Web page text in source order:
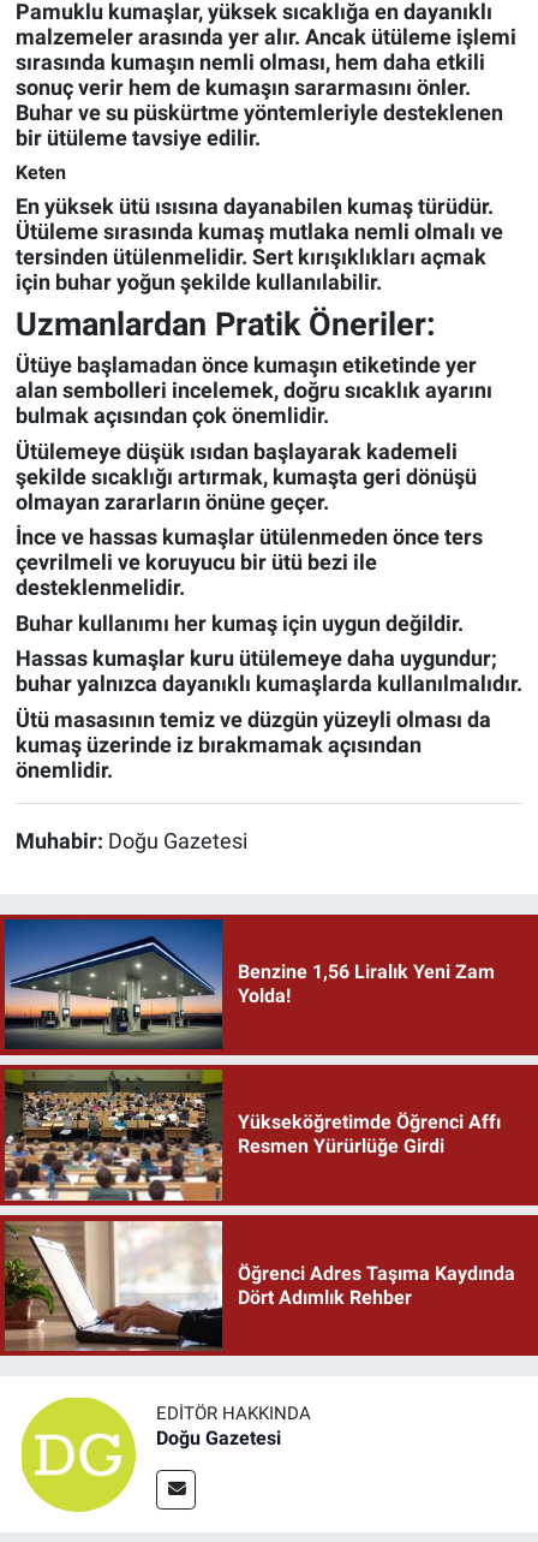
Pamuklu kumaşlar, yüksek sıcaklığa en dayanıklı
malzemeler arasında yer alır. Ancak ütüleme işlemi
sırasında kumaşın nemli olması, hem daha etkili
sonuç verir hem de kumaşın sararmasını önler.
Buhar ve su püskürtme yöntemleriyle desteklenen
bir ütüleme tavsiye edilir.
Keten
En yüksek ütü ısısına dayanabilen kumaş türüdür.
Ütüleme sırasında kumaş mutlaka nemli olmalı ve
tersinden ütülenmelidir. Sert kırışıklıkları açmak
için buhar yoğun şekilde kullanılabilir.
Uzmanlardan Pratik Öneriler:
Ütüye başlamadan önce kumaşın etiketinde yer
alan sembolleri incelemek, doğru sıcaklık ayarını
bulmak açısından çok önemlidir.
Ütülemeye düşük ısıdan başlayarak kademeli
şekilde sıcaklığı artırmak, kumaşta geri dönüşü
olmayan zararların önüne geçer.
İnce ve hassas kumaşlar ütülenmeden önce ters
çevrilmeli ve koruyucu bir ütü bezi ile
desteklenmelidir.
Buhar kullanımı her kumaş için uygun değildir.
Hassas kumaşlar kuru ütülemeye daha uygundur;
buhar yalnızca dayanıklı kumaşlarda kullanılmalıdır.
Ütü masasının temiz ve düzgün yüzeyli olması da
kumaş üzerinde iz bırakmamak açısından
önemlidir.
Muhabir: Doğu Gazetesi
Benzine 1,56 Liralık Yeni Zam
Yolda!
Yükseköğretimde Öğrenci Affı
Resmen Yürürlüğe Girdi
Öğrenci Adres Taşıma Kaydında
Dört Adımlık Rehber
EDITÖR HAKKINDA
Doğu Gazetesi